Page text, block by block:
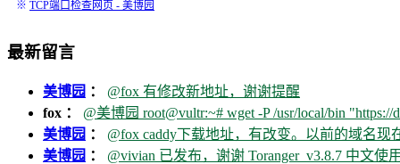
※ TCP端口检查网页 - 美博园
最新留言
美博园 ： @fox 有修改新地址，谢谢提醒
fox ： @美博园 root@vultr:~# wget -P /usr/local/bin "https://
美博园 ： @fox caddy下载地址，有改变。以前的域名
美博园 ： @vivian 已发布，谢谢 Toranger_v3.8.7 中文使